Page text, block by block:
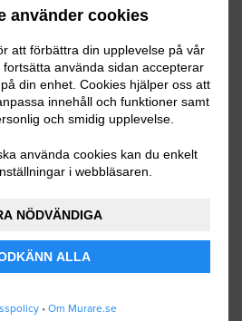
använder cookies
att förbättra din upplevelse på vår
använda sidan accepterar
din enhet. Cookies hjälper oss att
innehåll och funktioner samt
och smidig upplevelse.
använda cookies kan du enkelt
i webbläsaren.
NÖDVÄNDIGA
ALLA
• Om Murare.se
enligtanvändarvillkoren